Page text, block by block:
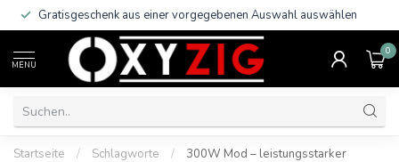
Gratisgeschenk aus einer vorgegebenen Auswahl auswählen
MENU
0
Startseite / Schlagworte /
300W Mod – leistungsstarker